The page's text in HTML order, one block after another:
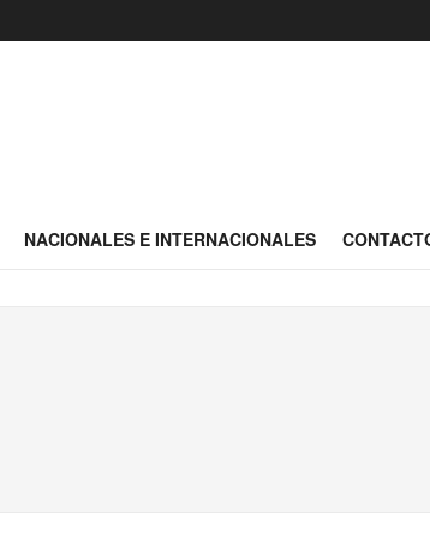
NACIONALES E INTERNACIONALES